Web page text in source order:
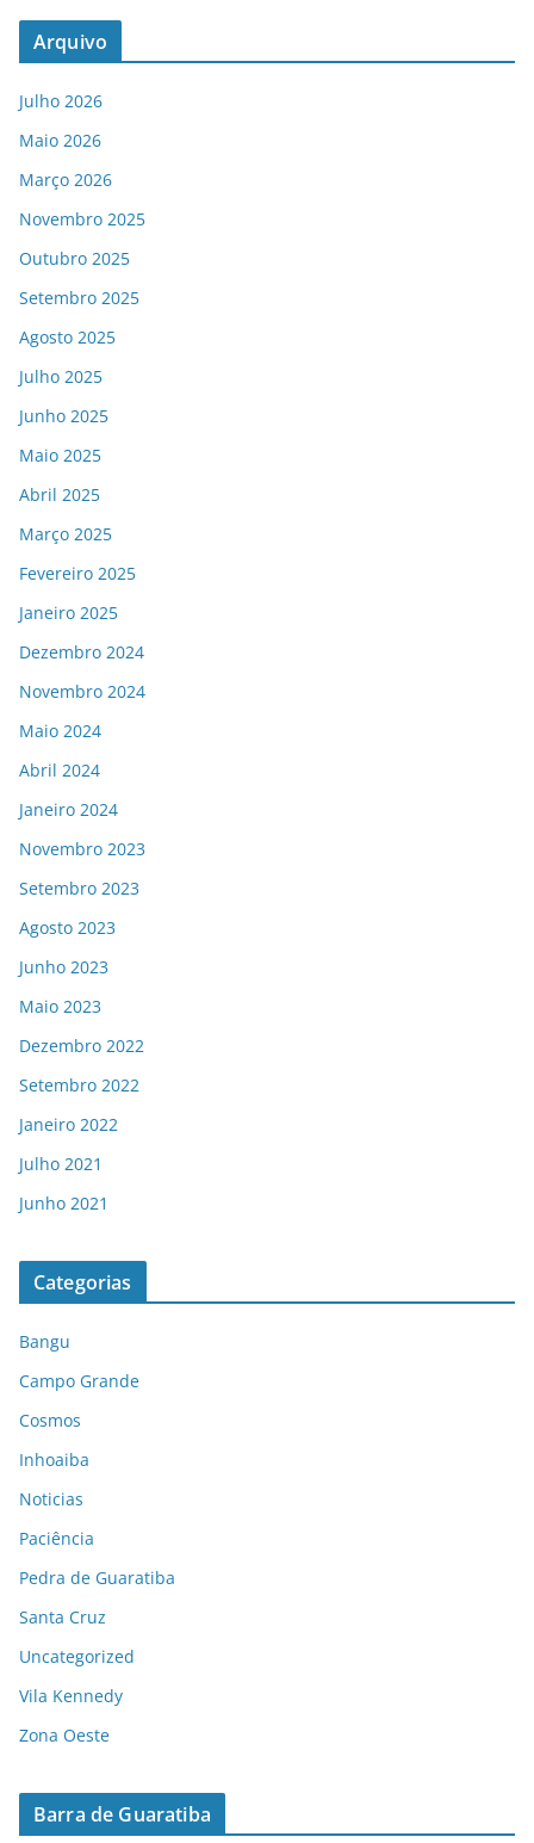
Arquivo
Julho 2026
Maio 2026
Março 2026
Novembro 2025
Outubro 2025
Setembro 2025
Agosto 2025
Julho 2025
Junho 2025
Maio 2025
Abril 2025
Março 2025
Fevereiro 2025
Janeiro 2025
Dezembro 2024
Novembro 2024
Maio 2024
Abril 2024
Janeiro 2024
Novembro 2023
Setembro 2023
Agosto 2023
Junho 2023
Maio 2023
Dezembro 2022
Setembro 2022
Janeiro 2022
Julho 2021
Junho 2021
Categorias
Bangu
Campo Grande
Cosmos
Inhoaiba
Noticias
Paciência
Pedra de Guaratiba
Santa Cruz
Uncategorized
Vila Kennedy
Zona Oeste
Barra de Guaratiba